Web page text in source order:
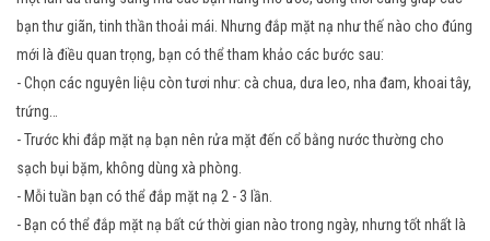
bạn thư giãn, tinh thần thoải mái. Nhưng đắp mặt nạ như thế nào cho đúng
mới là điều quan trọng, bạn có thể tham khảo các bước sau:
- Chọn các nguyên liệu còn tươi như: cà chua, dưa leo, nha đam, khoai tây,
trứng…
- Trước khi đắp mặt nạ bạn nên rửa mặt đến cổ bằng nước thường cho
sạch bụi bặm, không dùng xà phòng.
- Mỗi tuần bạn có thể đắp mặt nạ 2 - 3 lần.
- Bạn có thể đắp mặt nạ bất cứ thời gian nào trong ngày, nhưng tốt nhất là